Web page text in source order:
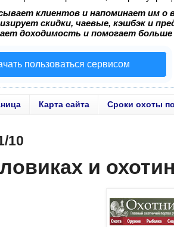
клиентов и напоминает им о
скидки, чаевые, кэшбэк и
доходимость и помогает
пользоваться сервисом
Карта сайта Сроки охоты
10
и